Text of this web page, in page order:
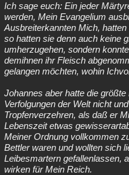
Ich sage euch: Ein jeder
werden, Mein Evangelium
Ausbreiterkannten Mich,
so hatten sie denn auch keine
umherzugehen, sondern
demihnen ihr Fleisch
gelangen möchten, wohin
Johannes aber hatte die
Verfolgungen der Welt nicht
Tropfenverzehren, als daß er
Lebenszeit etwas
Meiner Ordnung vollkommen
Bettler waren und wollten sich
Leibesmartern gefallenlassen,
wirken für Mein Reich.